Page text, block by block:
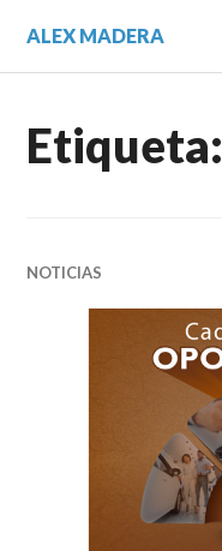
contenido.
ALEX MADERA
Etiqueta:
NOTICIAS